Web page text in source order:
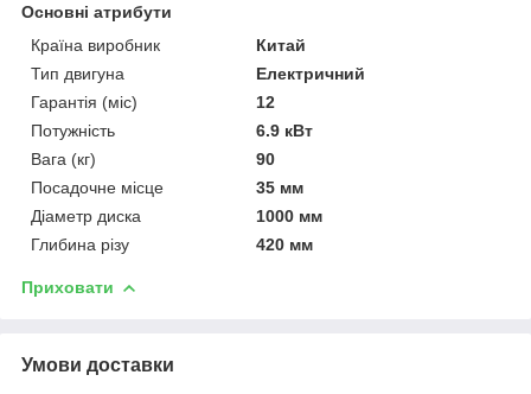
Основні атрибути
Країна виробник
Китай
Тип двигуна
Електричний
Гарантія (міс)
12
Потужність
6.9 кВт
Вага (кг)
90
Посадочне місце
35 мм
Діаметр диска
1000 мм
Глибина різу
420 мм
Приховати
Умови доставки